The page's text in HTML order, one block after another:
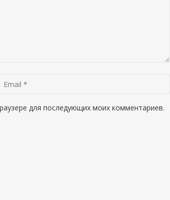
для последующих моих комментариев.